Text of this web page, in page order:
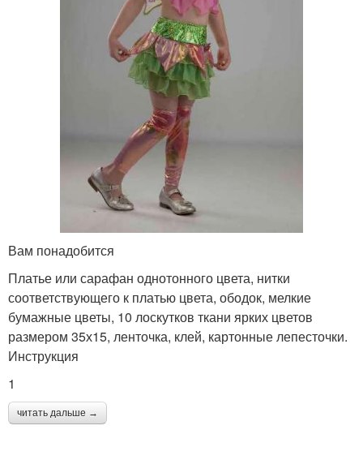
Вам понадобится
Платье или сарафан однотонного цвета, нитки
соответствующего к платью цвета, ободок, мелкие
бумажные цветы, 10 лоскутков ткани ярких цветов
размером 35х15, ленточка, клей, картонные лепесточки.
Инструкция
1
читать дальше →